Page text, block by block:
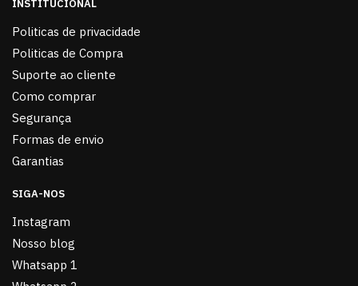
INSTITUCIONAL
Politicas de privacidade
Politicas de Compra
Suporte ao cliente
Como comprar
Segurança
Formas de envio
Garantias
SIGA-NOS
Instagram
Nosso blog
Whatsapp 1